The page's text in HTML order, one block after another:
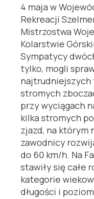
4 maja w
Rekreacji
Mistrzostwa
Kolarstwie
Sympatycy
tylko, mogli
najtrudniejszych
stromych
przy wyciągach
kilka stromych
zjazd, na którym
zawodnicy
do 60 km/h. Na
stawiły się całe
kategorie
długości i